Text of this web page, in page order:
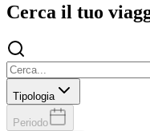
Cerca il tuo
Tipologia
Periodo